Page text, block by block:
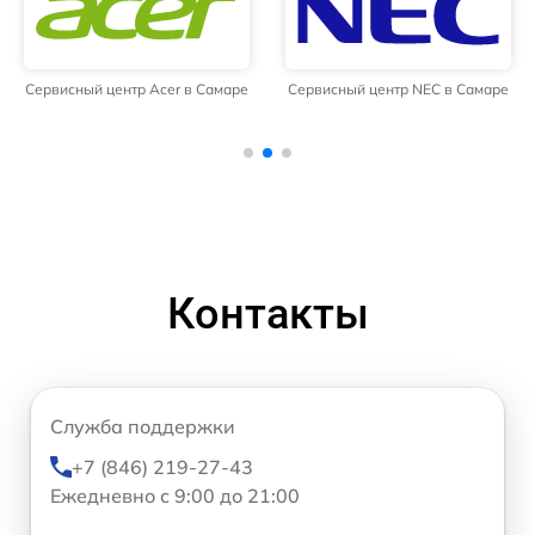
Сервисный центр Acer в Самаре Сервисный центр NEC в Самаре
Контакты
Служба поддержки
+7 (846) 219-27-43
Ежедневно с 9:00 до 21:00